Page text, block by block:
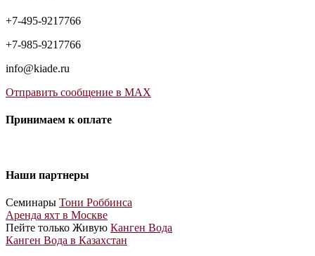
+7-495-9217766
+7-985-9217766
info@kiade.ru
Отправить сообщение в MAX
Принимаем к оплате
Наши партнеры
Cеминары Тони Роббинса
Аренда яхт в Москве
Пейте только Живую Канген Вода
Канген Вода в Казахстан